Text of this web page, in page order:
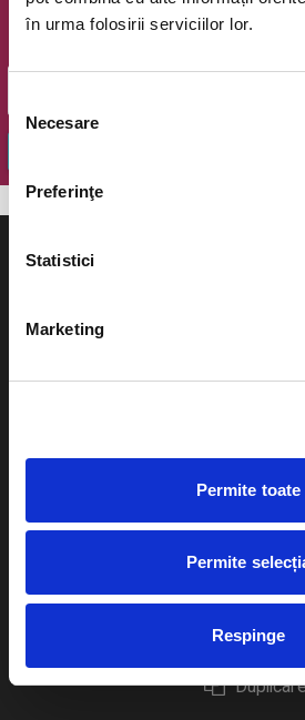
în urma folosirii serviciilor lor.
consimțământului
Necesare
Preferinţe
Statistici
Marketing
Permite toate
Permite
Respinge
evenimente.
Cum
Plata
eBilet
Livrare
Evenimente
festivaluri
Pentru copii